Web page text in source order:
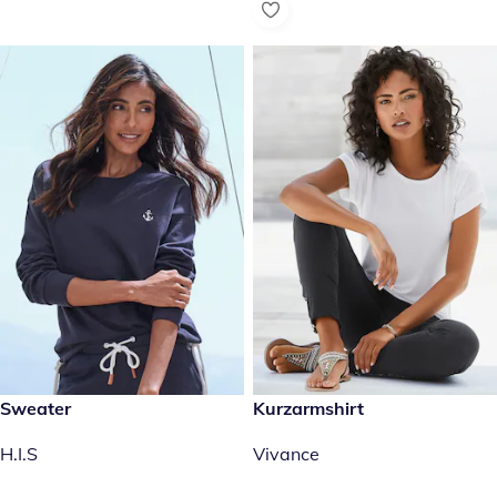
€ 29,99
Sweater
H.I.S
€ 19,99
Kurzarmshirt
Vivance